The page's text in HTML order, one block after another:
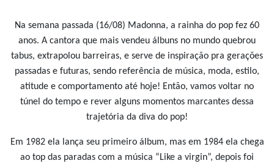
Na semana passada (16/08) Madonna, a rainha do pop fez 60
anos. A cantora que mais vendeu álbuns no mundo quebrou
tabus, extrapolou barreiras, e serve de inspiração pra gerações
passadas e futuras, sendo referência de música, moda, estilo,
atitude e comportamento até hoje! Então, vamos voltar no
túnel do tempo e rever alguns momentos marcantes dessa
trajetória da diva do pop!
Em 1982 ela lança seu primeiro álbum, mas em 1984 ela chega
ao top das paradas com a música “Like a virgin”, depois foi